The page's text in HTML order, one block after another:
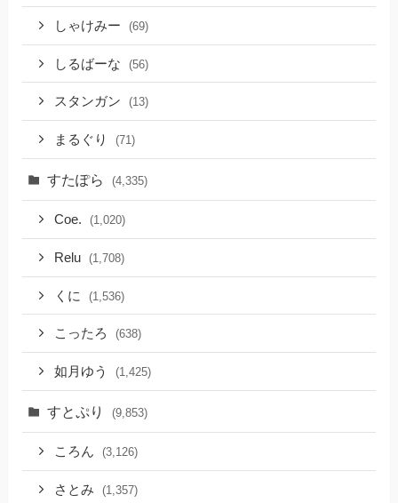
しゃけみー (69)
しるばーな (56)
スタンガン (13)
まるぐり (71)
すたぽら (4,335)
Coe. (1,020)
Relu (1,708)
くに (1,536)
こったろ (638)
如月ゆう (1,425)
すとぷり (9,853)
ころん (3,126)
さとみ (1,357)